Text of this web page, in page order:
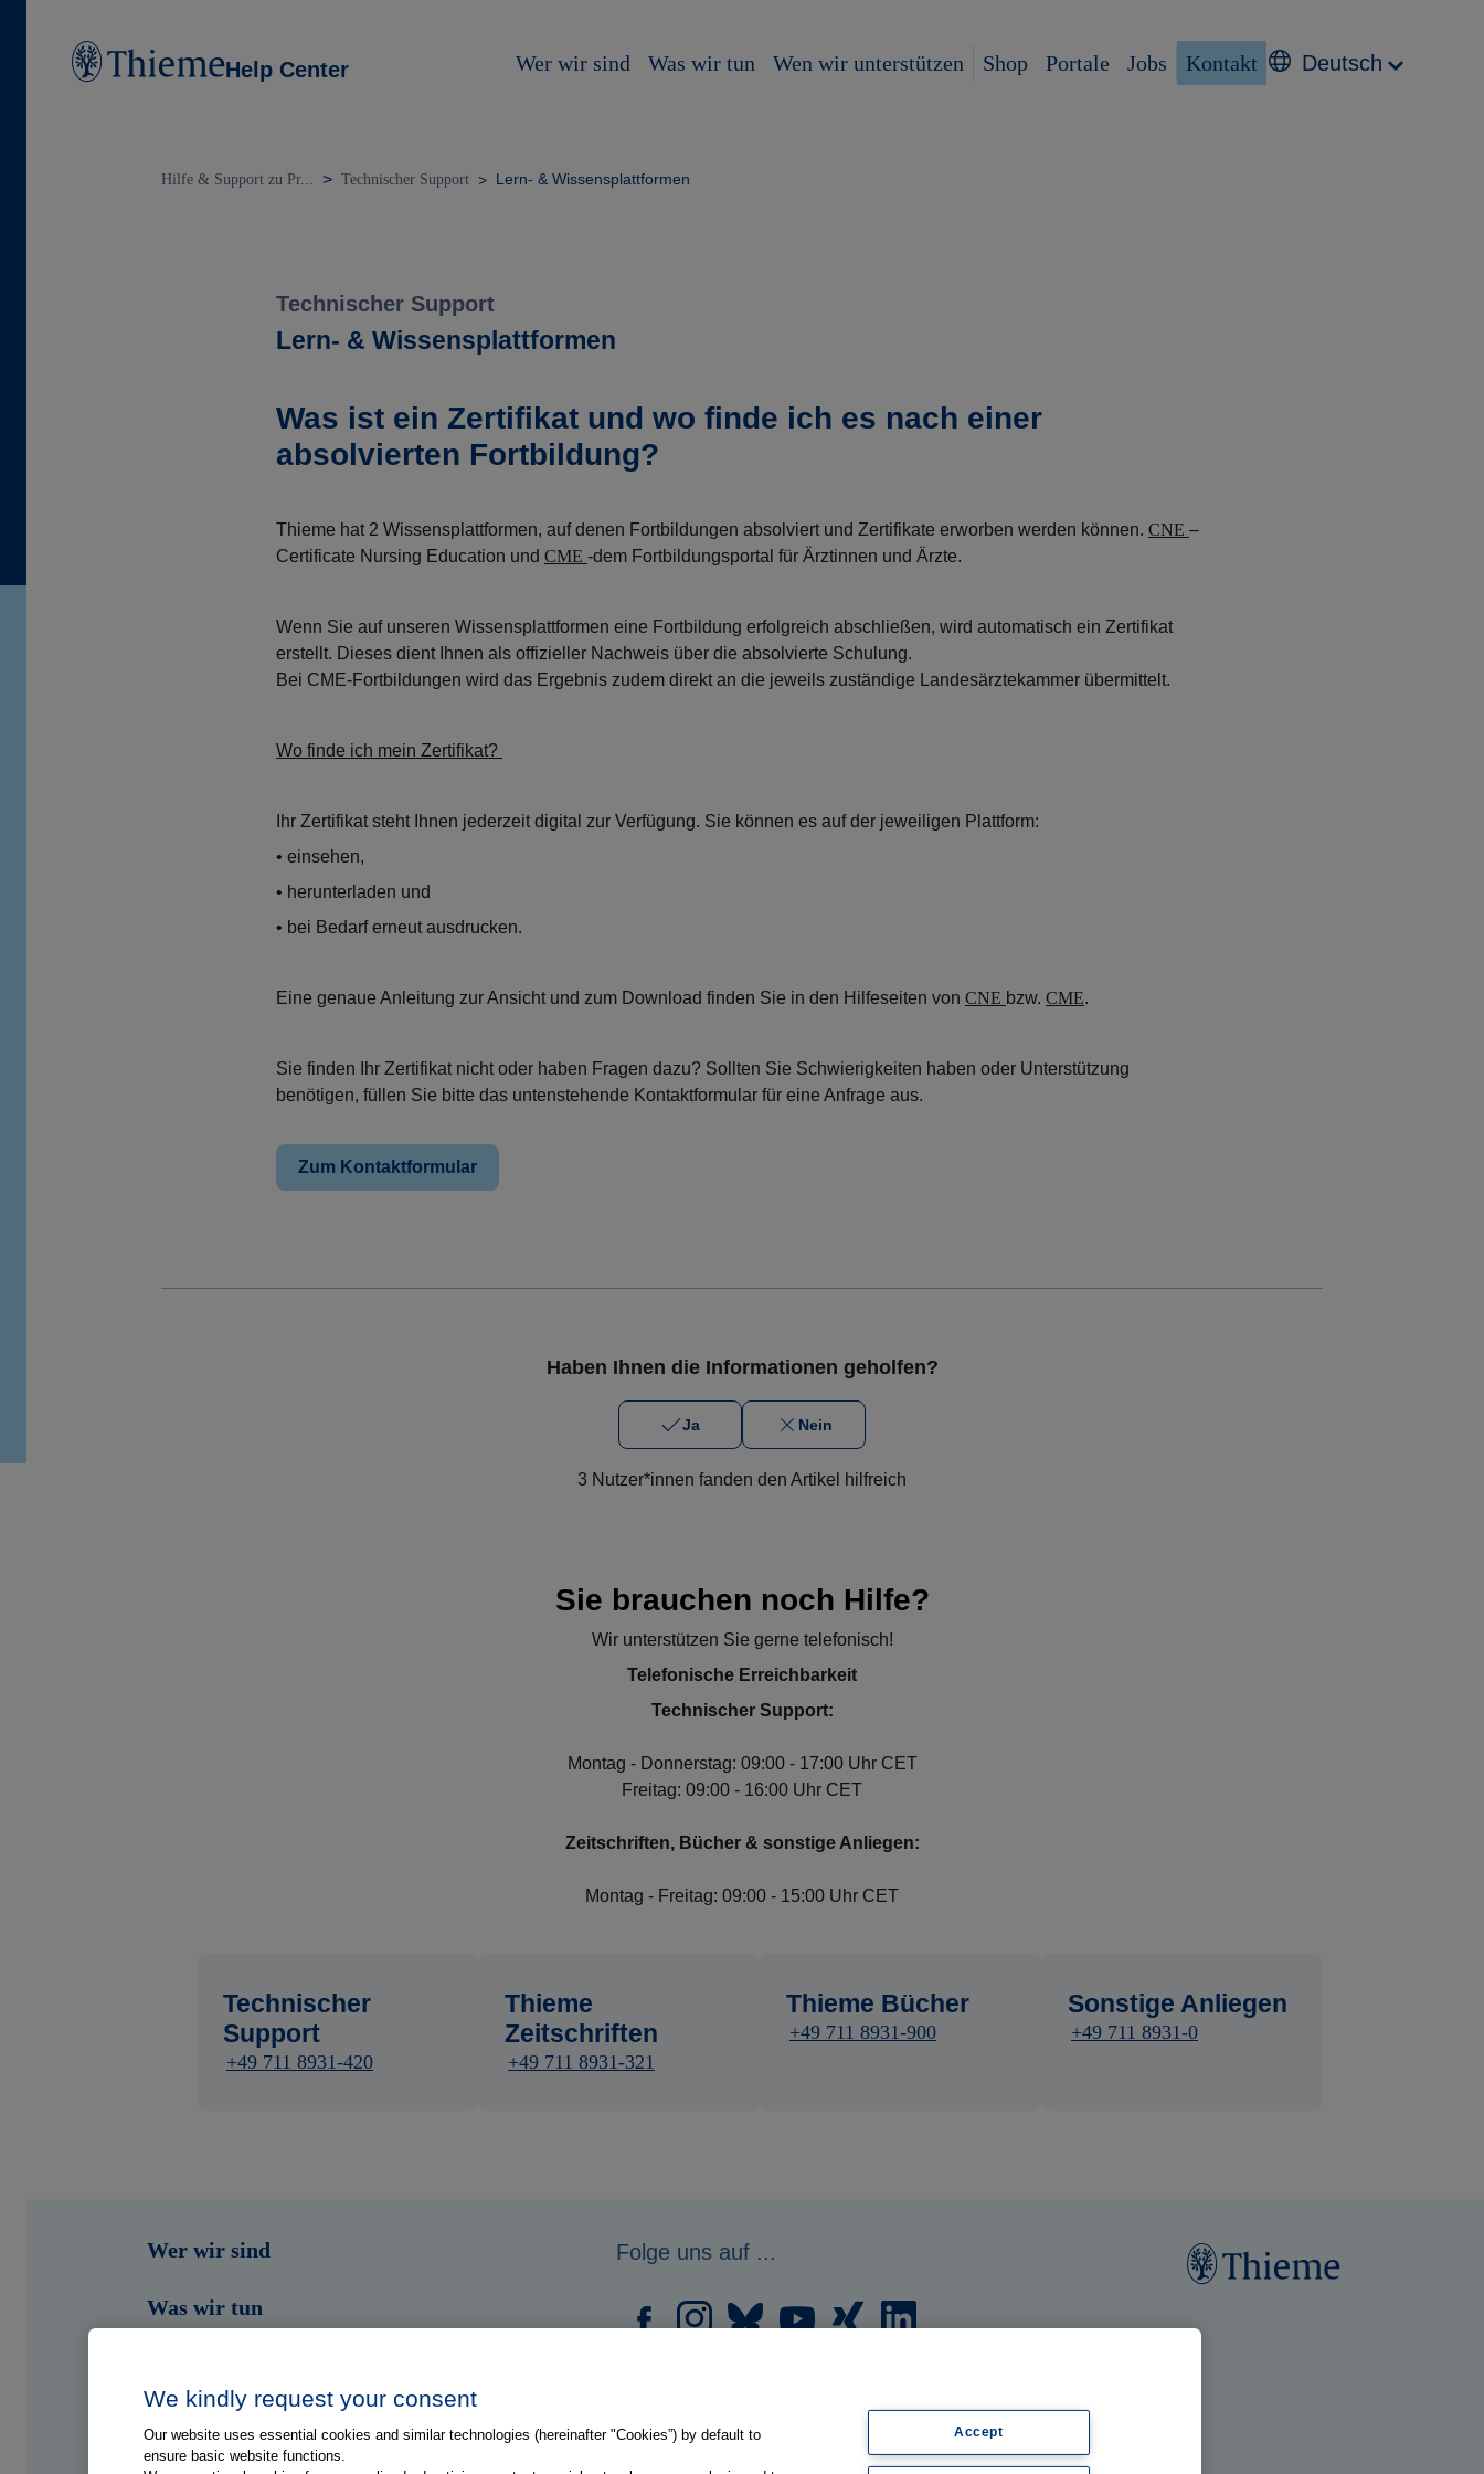
Help Center Wer wir sind Was wir tun Wen wir unterstützen Shop Portale Jobs Kontakt Deutsch
Hilfe & Support zu Pr... Technischer Support Lern- & Wissensplattformen
Technischer Support
Lern- & Wissensplattformen
Was ist ein Zertifikat und wo finde ich es nach einer
absolvierten Fortbildung?
Thieme hat 2 Wissensplattformen, auf denen Fortbildungen absolviert und Zertifikate erworben werden können. CNE –
Certificate Nursing Education und CME -dem Fortbildungsportal für Ärztinnen und Ärzte.
Wenn Sie auf unseren Wissensplattformen eine Fortbildung erfolgreich abschließen, wird automatisch ein Zertifikat
erstellt. Dieses dient Ihnen als offizieller Nachweis über die absolvierte Schulung.
Bei CME-Fortbildungen wird das Ergebnis zudem direkt an die jeweils zuständige Landesärztekammer übermittelt.
Wo finde ich mein Zertifikat?
Ihr Zertifikat steht Ihnen jederzeit digital zur Verfügung. Sie können es auf der jeweiligen Plattform:
• einsehen,
• herunterladen und
• bei Bedarf erneut ausdrucken.
Eine genaue Anleitung zur Ansicht und zum Download finden Sie in den Hilfeseiten von CNE bzw. CME.
Sie finden Ihr Zertifikat nicht oder haben Fragen dazu? Sollten Sie Schwierigkeiten haben oder Unterstützung
benötigen, füllen Sie bitte das untenstehende Kontaktformular für eine Anfrage aus.
Zum Kontaktformular
Haben Ihnen die Informationen geholfen?
Ja Nein
3 Nutzer*innen fanden den Artikel hilfreich
Sie brauchen noch Hilfe?
Wir unterstützen Sie gerne telefonisch!
Telefonische Erreichbarkeit
Technischer Support:
Montag - Donnerstag: 09:00 - 17:00 Uhr CET
Freitag: 09:00 - 16:00 Uhr CET
Zeitschriften, Bücher & sonstige Anliegen:
Montag - Freitag: 09:00 - 15:00 Uhr CET
Technischer
Support
+49 711 8931-420
Thieme
Zeitschriften
+49 711 8931-321
Thieme Bücher
+49 711 8931-900
Sonstige Anliegen
+49 711 8931-0
Wer wir sind
Was wir tun
Folge uns auf ...
We kindly request your consent
Our website uses essential cookies and similar technologies (hereinafter "Cookies”) by default to
ensure basic website functions.
Accept